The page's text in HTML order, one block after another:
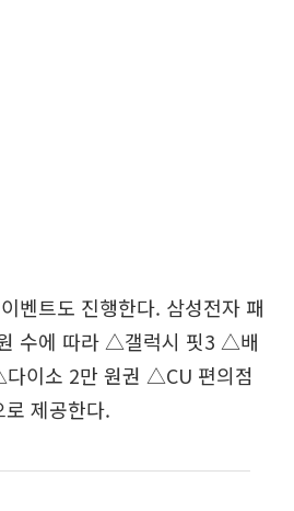
벤트도 진행한다. 삼성전자 패
수에 따라 △갤럭시 핏3 △배
이소 2만 원권 △CU 편의점
제공한다.